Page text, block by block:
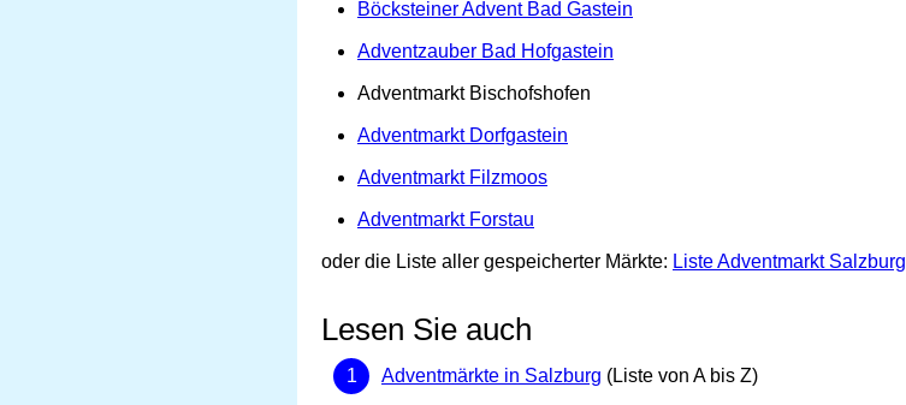
Böcksteiner Advent Bad Gastein
Adventzauber Bad Hofgastein
Adventmarkt Bischofshofen
Adventmarkt Dorfgastein
Adventmarkt Filzmoos
Adventmarkt Forstau
oder die Liste aller gespeicherter Märkte: Liste Adventmarkt Salzburg
Lesen Sie auch
Adventmärkte in Salzburg (Liste von A bis Z)